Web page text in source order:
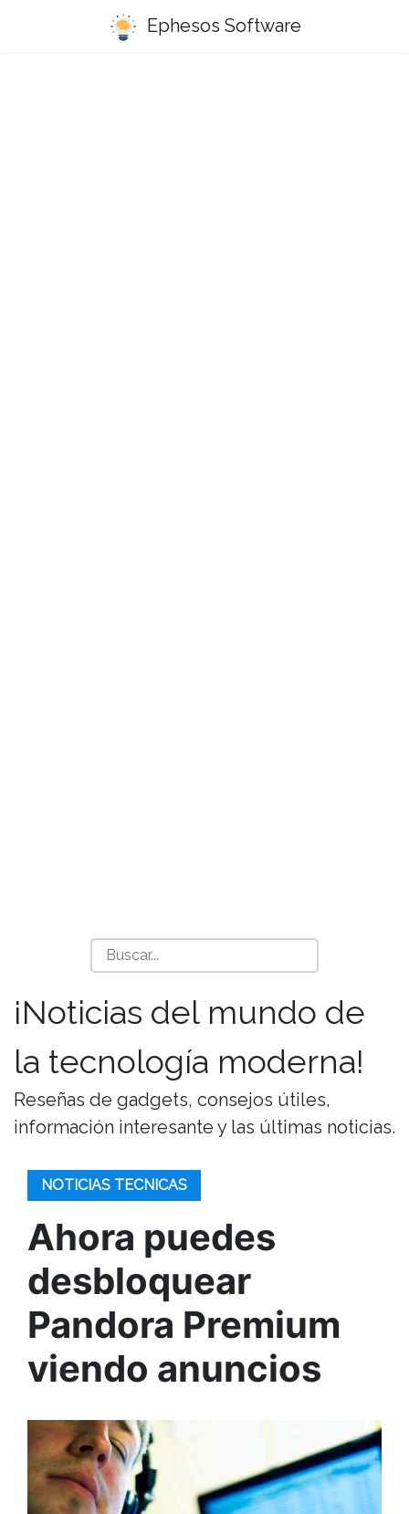
Ephesos Software
¡Noticias del mundo de
la tecnología moderna!
Reseñas de gadgets, consejos útiles,
información interesante y las últimas noticias.
NOTICIAS TECNICAS
Ahora puedes
desbloquear
Pandora Premium
viendo anuncios